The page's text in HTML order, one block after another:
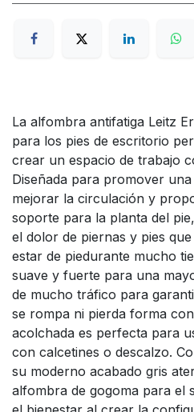
La alfombra antifatiga Leitz
para los pies de escritorio
crear un espacio de trabajo
Diseñada para promover
mejorar la circulación y
soporte para la planta del
el dolor de piernas y pies
estar de piedurante mucho
suave y fuerte para una
de mucho tráfico para
se rompa ni pierda forma
acolchada es perfecta para
con calcetines o descalzo.
su moderno acabado gris
alfombra de gogoma para el